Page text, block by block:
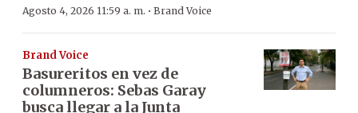
Agosto 4, 2026 11:59 a. m. · Brand Voice
Brand Voice
Basureritos en vez de
columneros: Sebas Garay
busca llegar a la Junta